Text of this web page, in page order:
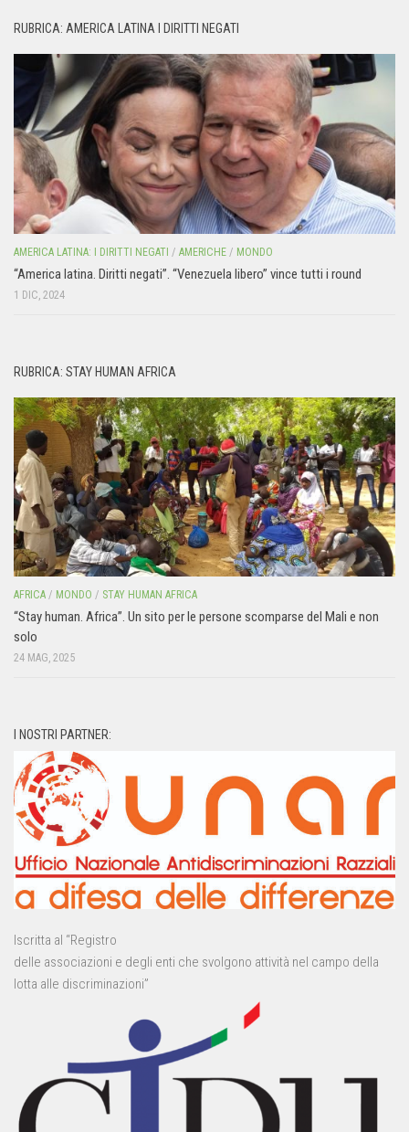
RUBRICA: AMERICA LATINA I DIRITTI NEGATI
AMERICA LATINA: I DIRITTI NEGATI / AMERICHE / MONDO
“America latina. Diritti negati”. “Venezuela libero” vince tutti i round
1 DIC, 2024
RUBRICA: STAY HUMAN AFRICA
AFRICA / MONDO / STAY HUMAN AFRICA
“Stay human. Africa”. Un sito per le persone scomparse del Mali e non
solo
24 MAG, 2025
I NOSTRI PARTNER:
Iscritta al “Registro
delle associazioni e degli enti che svolgono attività nel campo della
lotta alle discriminazioni”